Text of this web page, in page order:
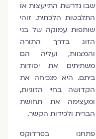
שבו נדרשת התייעצות או
התלבטות הלכתית. זוהי
שותפות עמוקה של בני
הזוג בדרך התורה
והמצוות, ועליה הם
משתיתים את יסודות
ביתם. היא מנכיחה את
הקדושה בחיי הזוגיות,
ומעצימה את תחושת
הברית ולכידות הקשר.
פתחנו בפרדוקס